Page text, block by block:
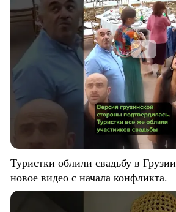
Туристки облили свадьбу в
новое видео с начала конфликта.